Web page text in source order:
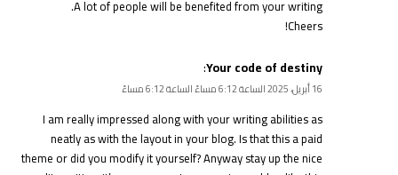
A lot of people will be benefited from your writing.
Cheers!
Your code of destiny
:
16 أبريل، 2025 الساعة 6:12 مساءً الساعة 6:12 مساءً
I am really impressed along with your writing abilities as
neatly as with the layout in your blog. Is that this a paid
theme or did you modify it yourself? Anyway stay up the nice